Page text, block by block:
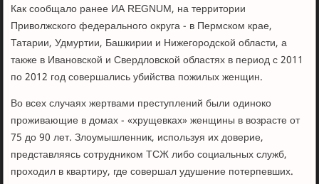
Как сообщало ранее ИА REGNUM, на территории
Приволжского федерального округа - в Пермском крае,
Татарии, Удмуртии, Башкирии и Нижегородской области, а
также в Ивановской и Свердловской областях в период с 2011
по 2012 год совершались убийства пожилых женщин.
Во всех случаях жертвами преступлений были одиноко
проживающие в домах - «хрущевках» женщины в возрасте от
75 до 90 лет. Злоумышленник, используя их доверие,
представляясь сотрудником ТСЖ либо социальных служб,
проходил в квартиру, где совершал удушение потерпевших.